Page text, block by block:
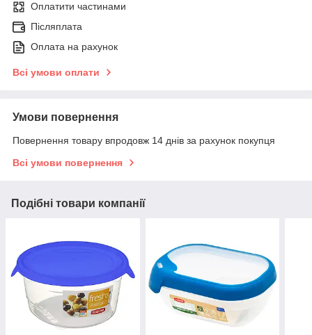
Оплатити частинами
Післяплата
Оплата на рахунок
Всі умови оплати
Умови повернення
Повернення товару впродовж 14 днів за рахунок покупця
Всі умови повернення
Подібні товари компанії